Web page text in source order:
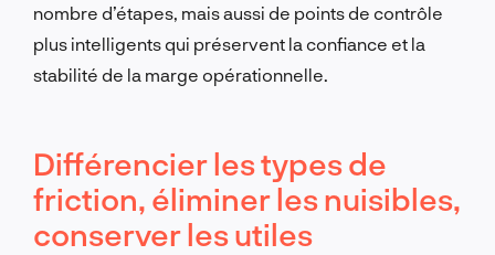
nombre d’étapes, mais aussi de points de contrôle
plus intelligents qui préservent la confiance et la
stabilité de la marge opérationnelle.
Différencier les types de
friction, éliminer les nuisibles,
conserver les utiles